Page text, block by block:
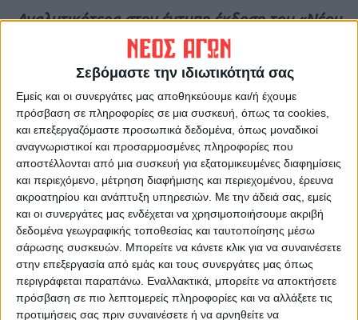
Σεβόμαστε την ιδιωτικότητά σας
Εμείς και οι συνεργάτες μας αποθηκεύουμε και/ή έχουμε
πρόσβαση σε πληροφορίες σε μια συσκευή, όπως τα cookies,
και επεξεργαζόμαστε προσωπικά δεδομένα, όπως μοναδικοί
αναγνωριστικοί και προσαρμοσμένες πληροφορίες που
αποστέλλονται από μια συσκευή για εξατομικευμένες διαφημίσεις
και περιεχόμενο, μέτρηση διαφήμισης και περιεχομένου, έρευνα
ακροατηρίου και ανάπτυξη υπηρεσιών. Με την άδειά σας, εμείς
και οι συνεργάτες μας ενδέχεται να χρησιμοποιήσουμε ακριβή
δεδομένα γεωγραφικής τοποθεσίας και ταυτοποίησης μέσω
σάρωσης συσκευών. Μπορείτε να κάνετε κλικ για να συναινέσετε
στην επεξεργασία από εμάς και τους συνεργάτες μας όπως
περιγράφεται παραπάνω. Εναλλακτικά, μπορείτε να αποκτήσετε
πρόσβαση σε πιο λεπτομερείς πληροφορίες και να αλλάξετε τις
προτιμήσεις σας πριν συναινέσετε ή να αρνηθείτε να
Αναλυτικότερα στην έντυπη έκδοση του «Νέου
Τελευταίες Ειδήσεις Σήμερα
Ακολούθησε την εφημερίδα ΝΕΟΣ
ΑΓΩΝ στο Google News!
Όλες οι εξελίξεις στην περιοχή της
Καρδίτσας και ευρύτερα της Θεσσαλίας
ΠΡΟΗΓΟΥΜΕΝΟ ΑΡΘΡΟ
Το Κέντρο Γυναικών ρίχνει...
φως στην περιγεννητική βία
ΕΠΟΜΕΝΟ ΑΡΘΡΟ
Οι «Όρνιθες» του
Αριστοφάνη στη... σκηνή της
«Παραμυθοχώρας»